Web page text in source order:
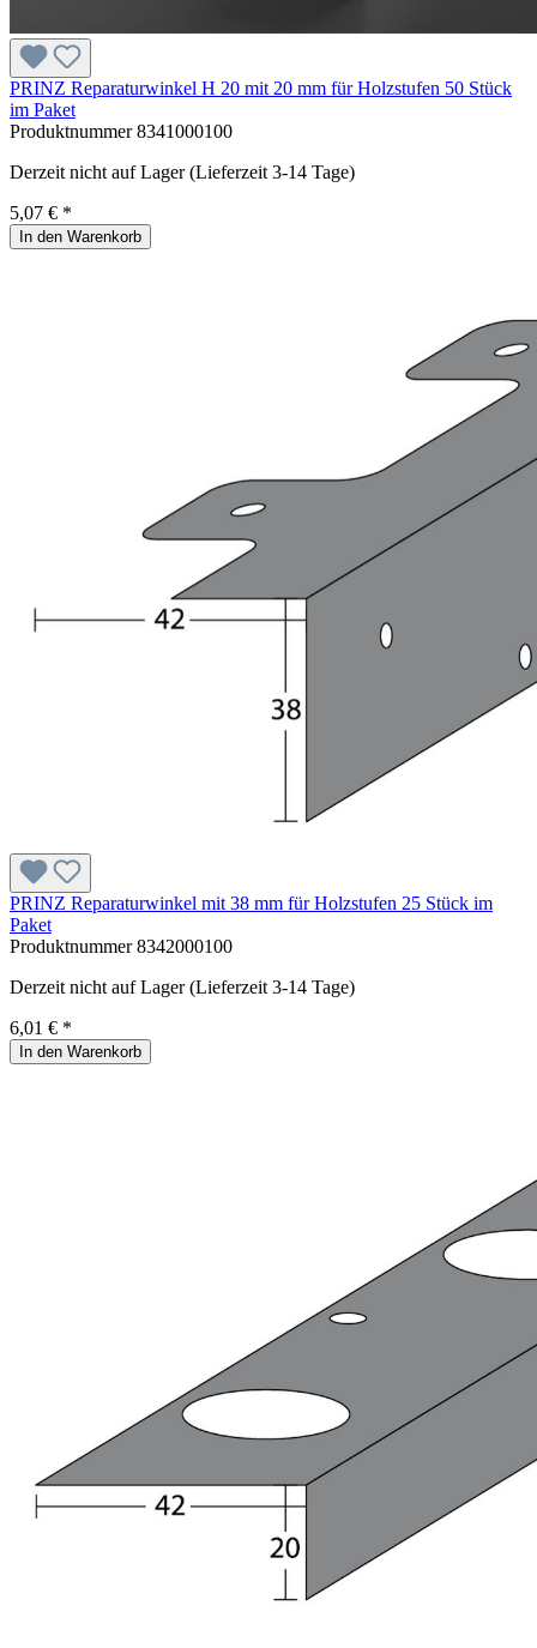
PRINZ Reparaturwinkel H 20 mit 20 mm für Holzstufen 50 Stück
im Paket
Produktnummer8341000100
Derzeit nicht auf Lager (Lieferzeit 3-14 Tage)
5,07 € *
In den Warenkorb
PRINZ Reparaturwinkel mit 38 mm für Holzstufen 25 Stück im
Paket
Produktnummer8342000100
Derzeit nicht auf Lager (Lieferzeit 3-14 Tage)
6,01 € *
In den Warenkorb